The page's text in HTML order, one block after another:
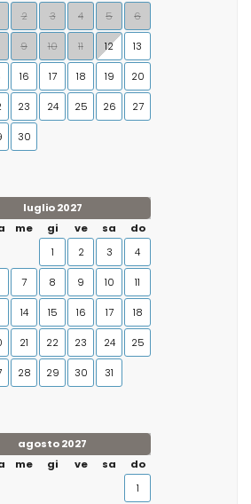
2 3 4 5 6
9 10 11 12 13
16 17 18 19 20
23 24 25 26 27
30
luglio 2027
me gi ve sa
do
1
2 3 4
7 8 9 10 11
14 15 16 17 18
21 22 23 24 25
28 29 30 31
agosto 2027
me gi ve sa
do
1